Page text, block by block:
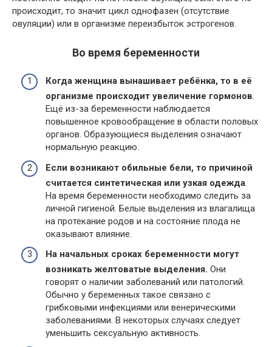
происходит, то значит цикл однофазен (отсутствие
овуляции) или в организме переизбыток эстрогенов.
Во время беременности
Когда женщина вынашивает ребёнка, то в её
организме происходит увеличение гормонов.
Ещё из-за беременности наблюдается
повышенное кровообращение в области половых
органов. Образующиеся выделения означают
нормальную реакцию.
Если возникают обильные бели, то причиной
считается синтетическая или узкая одежда.
На время беременности необходимо следить за
личной гигиеной. Белые выделения из влагалища
на протекание родов и на состояние плода не
оказывают влияние.
На начальных сроках беременности могут
возникать желтоватые выделения. Они
говорят о наличии заболеваний или патологий.
Обычно у беременных такое связано с
грибковыми инфекциями или венерическими
заболеваниями. В некоторых случаях следует
уменьшить сексуальную активность.